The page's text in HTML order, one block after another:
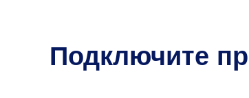
Подключите